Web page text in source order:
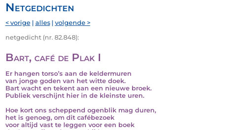
Netgedichten
< vorige| alles| volgende >
netgedicht (nr. 82.848):
Bart, café de Plak I
Er hangen torso’s aan de keldermuren
van jonge goden van het witte doek.
Bart wacht en tekent aan een nieuwe broek.
Publiek verschijnt hier in de kleinste uren.
Hoe kort ons scheppend ogenblik mag duren,
het is genoeg, om dit cafébezoek
voor altijd vast te leggen voor een boek